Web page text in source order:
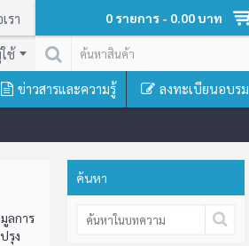
รา 0 รายการ - 0.00 บาท
ช้
ข่าวสารและความรู้ ลงทะเบียนอบรม
ค้นหา
ลการ
รุง